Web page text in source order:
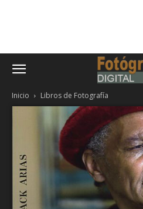
Inicio Libros de Fotografía